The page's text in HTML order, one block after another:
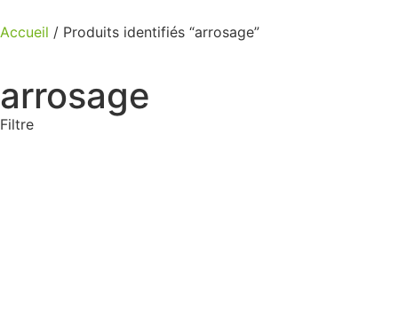
Accueil / Produits identifiés “arrosage”
arrosage
Filtre